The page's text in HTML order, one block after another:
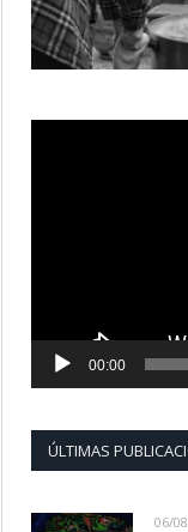
00:00
ÚLTIMAS
06/